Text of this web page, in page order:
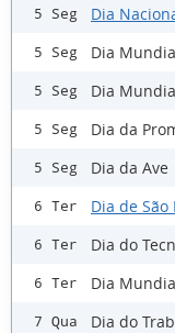
5 Seg Dia
5 Seg Dia
5 Seg Dia
5 Seg Dia da
5 Seg Dia da Ave
6 Ter Dia de São
6 Ter Dia do
6 Ter Dia
7 Qua Dia do